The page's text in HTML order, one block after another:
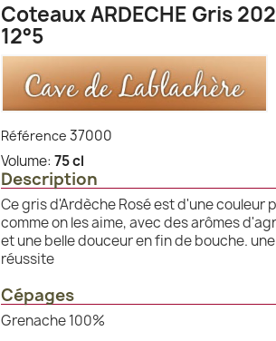
Coteaux ARDECHE Gris
12°5
Référence 37000
Volume: 75 cl
Description
Ce gris d'Ardèche Rosé est d'une couleur
comme on les aime, avec des arômes
et une belle douceur en fin de bouche.
réussite
Cépages
Grenache 100%